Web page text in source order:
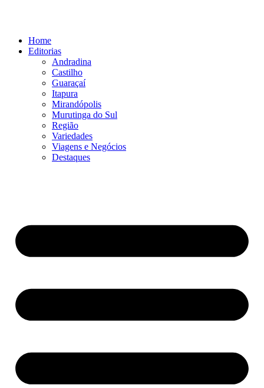
conteúdoHome
Editorias
Andradina
Castilho
Guaraçaí
Itapura
Mirandópolis
Murutinga do Sul
Região
Variedades
Viagens e Negócios
Destaques